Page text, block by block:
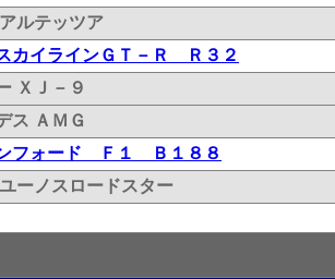
アルテッツア
カイラインＧＴ－Ｒ Ｒ３２
ＸＪ－９
ス ＡＭＧ
フォード Ｆ１ Ｂ１８８
ーノスロードスター